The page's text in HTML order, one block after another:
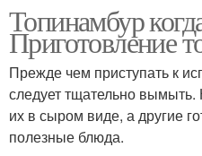
Топинамбур
Приготовление
Прежде чем приступать к
следует тщательно
их в сыром виде, а другие
полезные блюда.